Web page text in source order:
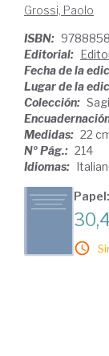
Grossi, Paolo
ISBN:
Editorial:
Fecha de la
Lugar de la
Colección:
Medidas: 22
Nº Pág.: 214
Idiomas: